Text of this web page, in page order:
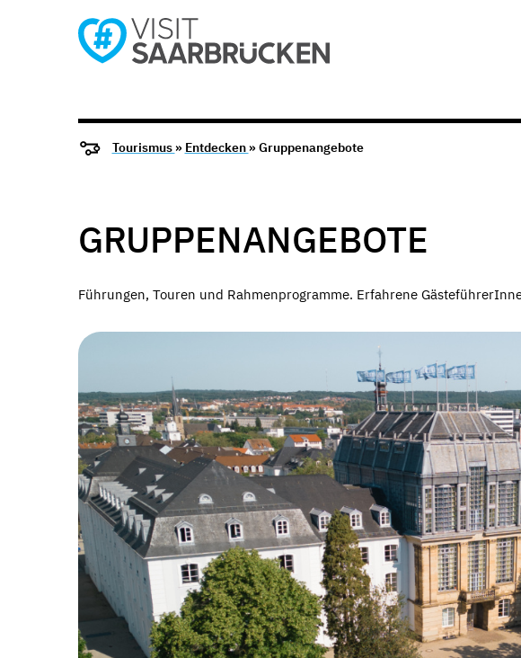
Tourismus » Entdecken » Gruppenangebote
GRUPPENANGEBOTE
Führungen, Touren und Rahmenprogramme. Erfahrene